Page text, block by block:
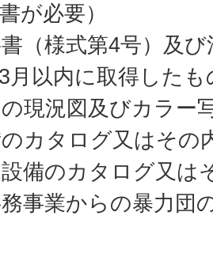
が必要）
（様式第4号）及
3月以内に取得したも
現況図及びカラー
カタログ又はその
備のカタログ又は
事業からの暴力団